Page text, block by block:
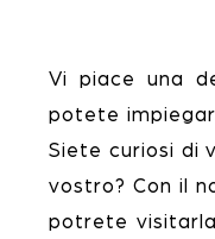
Vi piace una
potete
Siete curiosi di
vostro? Con il
potrete